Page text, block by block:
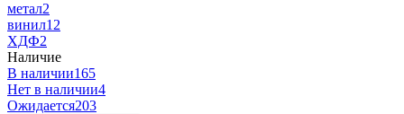
метал2
винил12
ХДФ2
Наличие
В наличии165
Нет в наличии4
Ожидается203